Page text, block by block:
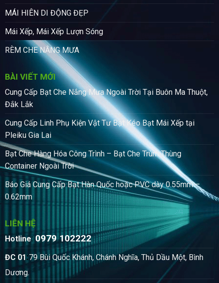
MÁI HIÊN DI ĐỘNG ĐẸP
Mái Xếp, Mái Xếp Lượn Sóng
RÈM CHE NẮNG MƯA
BÀI VIẾT MỚI
Cung Cấp Bạt Che Nắng Mưa Ngoài Trời Tại Buôn Ma Thuột,
Đắk Lắk
Cung Cấp Linh Phụ Kiện Vật Tư Bạt Kéo Bạt Mái Xếp tại
Pleiku Gia Lai
Bạt Che Hàng Hóa Công Trình – Bạt Che Trùm Thùng
Container Ngoài Trời
Báo Giá Cung Cấp Bạt Hàn Quốc hoặc PVC dày 0.55mm –
0.62mm
LIÊN HỆ
Hotline: 0979 102222
ĐC 01:79 Bùi Quốc Khánh, Chánh Nghĩa, Thủ Dầu Một, Bình
Dương.